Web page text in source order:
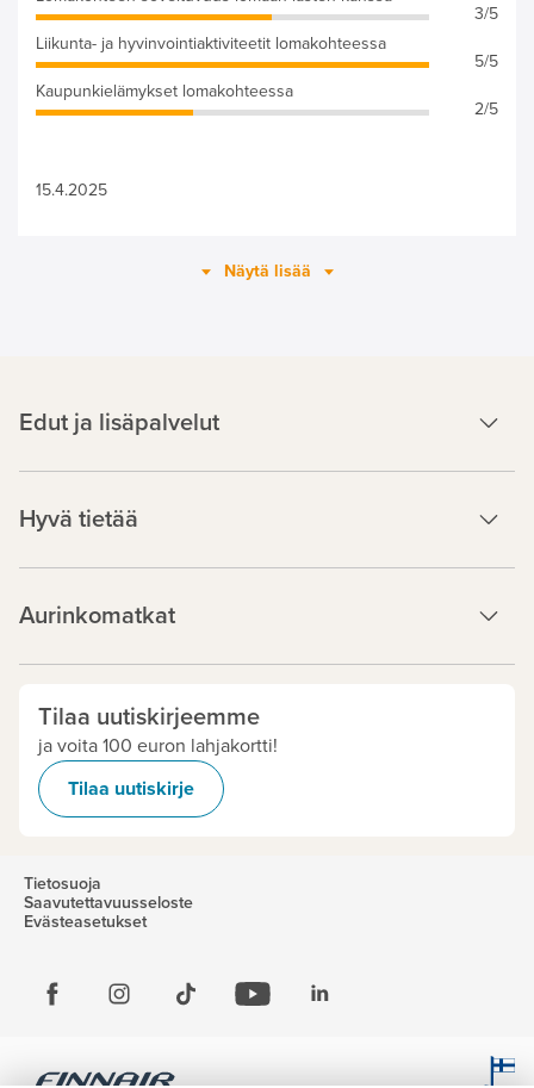
3/5
Liikunta- ja hyvinvointiaktiviteetit lomakohteessa
5/5
Kaupunkielämykset lomakohteessa
2/5
15.4.2025
Näytä lisää
Edut ja lisäpalvelut
Hyvä tietää
Aurinkomatkat
Tilaa uutiskirjeemme
ja voita 100 euron lahjakortti!
Tilaa uutiskirje
Tietosuoja
Saavutettavuusseloste
Evästeasetukset